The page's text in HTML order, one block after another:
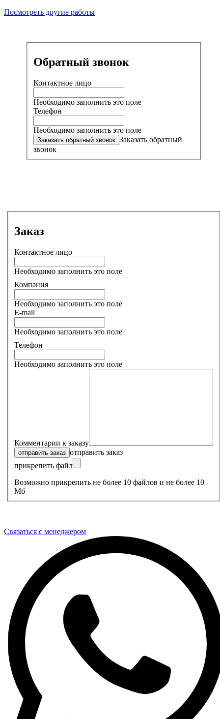
Посмотреть другие работы
Обратный звонок
Контактное лицо
Необходимо заполнить это поле
Телефон
Необходимо заполнить это поле
Заказать обратный
звонок
Заказ
Контактное лицо
Необходимо заполнить это поле
Компания
Необходимо заполнить это поле
E-mail
Необходимо заполнить это поле
Телефон
Необходимо заполнить это поле
Комментарии к заказу
отправить заказ
прикрепить файл
Возможно прикрепить не более 10 файлов и не более 10
Мб
Связаться с менеджером